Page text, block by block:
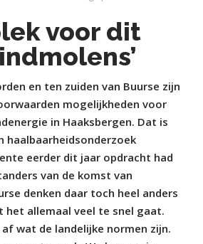
voor dit
en ten zuiden van Buurse zijn
mogelijkheden voor
in Haaksbergen. Dat is
haalbaarheidsonderzoek
eerder dit jaar opdracht had
van de komst van
denken daar toch heel anders
het allemaal veel te snel gaat.
wat de landelijke normen zijn.